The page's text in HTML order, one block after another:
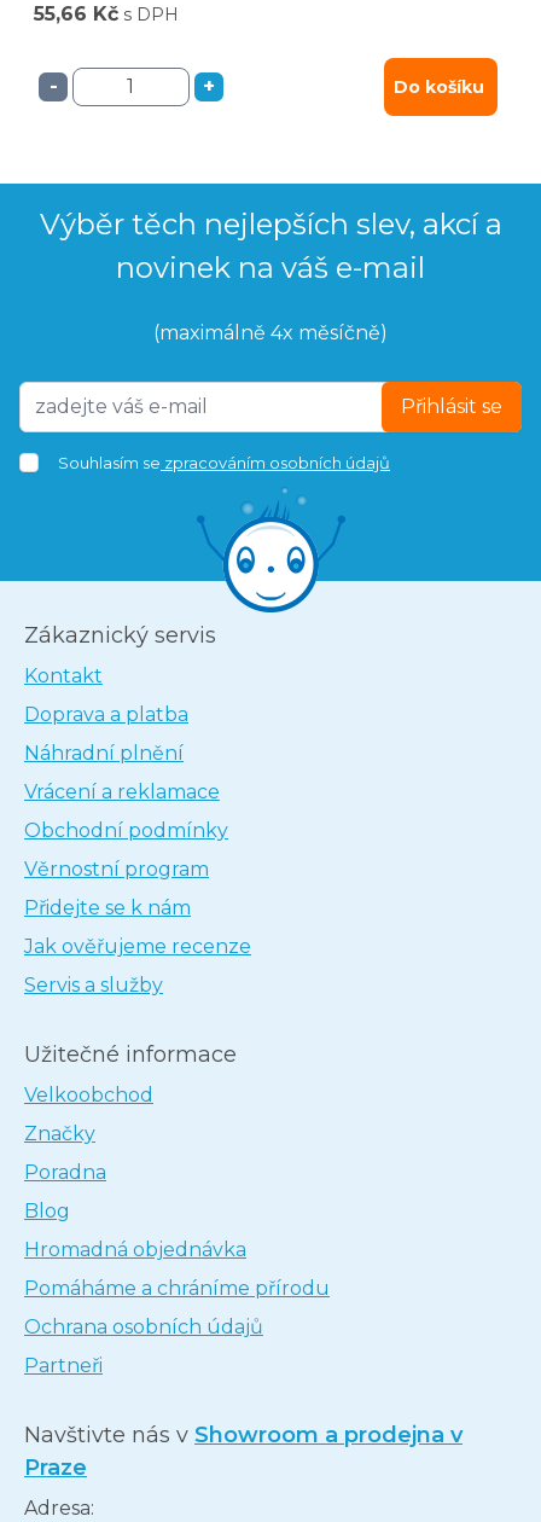
55,66 Kč s DPH
- + Do košíku
Výběr těch nejlepších slev, akcí a
novinek na váš e-mail
(maximálně 4x měsíčně)
Přihlásit se
Souhlasím se zpracováním osobních údajů
Zákaznický servis
Kontakt
Doprava a platba
Náhradní plnění
Vrácení a reklamace
Obchodní podmínky
Věrnostní program
Přidejte se k nám
Jak ověřujeme recenze
Servis a služby
Užitečné informace
Velkoobchod
Značky
Poradna
Blog
Hromadná objednávka
Pomáháme a chráníme přírodu
Ochrana osobních údajů
Partneři
Navštivte nás v Showroom a prodejna v
Praze
Adresa: